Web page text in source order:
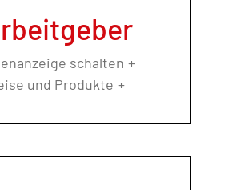
schalten
und Produkte